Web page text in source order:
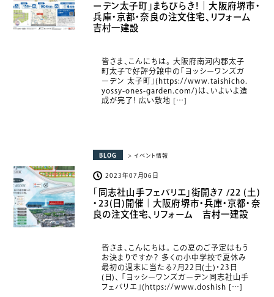
ーデン太子町」まちびらき！｜大阪府堺市・
兵庫・京都・奈良の注文住宅、リフォーム
吉村一建設
皆さま、こんにちは。 大阪府南河内郡太子
町太子で好評分譲中の「ヨッシーワンズガ
ーデン 太子町」(https://www.taishicho.
yossy-ones-garden.com/)は、いよいよ造
成が完了！ 広い敷地 […]
BLOG > イベント情報
2023年07月06日
「同志社山手フェバリエ」街開き7 /22 (土)
・23(日)開催｜大阪府堺市・兵庫・京都・奈
良の注文住宅、リフォーム 吉村一建設
皆さま、こんにちは。 この夏のご予定はもう
お決まりですか？ 多くの小中学校で夏休み
最初の週末に当たる7月22日(土)・23日
(日)、 「ヨッシーワンズガーデン同志社山手
フェバリエ」(https://www.doshish […]